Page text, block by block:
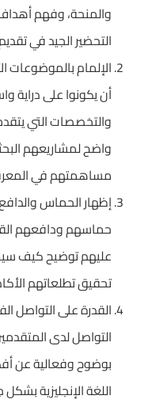
والمنحة، وفهم
التحضير الجيد في
الإلمام بالموضوعات
أن يكونوا على دراية
والتخصصات التي
واضح لمشاريعهم
مساهمتهم في
إظهار الحماس
عليهم توضيح كيف
تحقيق تطلعاتهم
القدرة على التواصل
التواصل لدى
بوضوح وفعالية عن
اللغة الإنجليزية بشكل